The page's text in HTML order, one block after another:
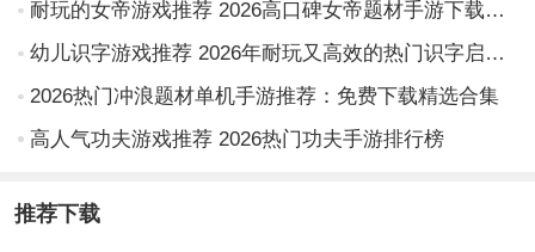
耐玩的女帝游戏推荐 2026高口碑女帝题材手游下载榜单
幼儿识字游戏推荐 2026年耐玩又高效的热门识字启蒙游戏汇总
2026热门冲浪题材单机手游推荐：免费下载精选合集
高人气功夫游戏推荐 2026热门功夫手游排行榜
推荐下载